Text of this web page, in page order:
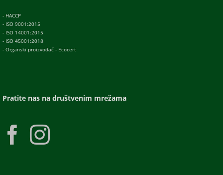
- HACCP
- ISO 9001:2015
- ISO 14001:2015
- ISO 45001:2018
- Organski proizvođač - Ecocert
Pratite nas na društvenim mrežama